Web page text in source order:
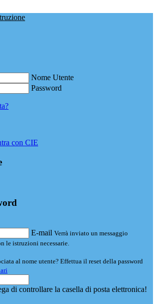
Nome Utente
Password
con CIE
E-mail Verrà inviato un messaggio
le istruzioni necessarie.
al nome utente? Effettua il reset della password
di controllare la casella di posta elettronica!